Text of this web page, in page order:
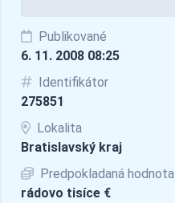
Publikované
6. 11. 2008 08:25
Identifikátor
275851
Lokalita
Bratislavský kraj
Predpokladaná hodnota
rádovo tisíce €